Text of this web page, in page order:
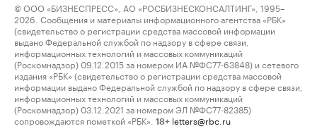
© ООО «БИЗНЕСПРЕСС», АО «РОСБИЗНЕСКОНСАЛТИНГ», 1995–
2026. Сообщения и материалы информационного агентства «РБК»
(свидетельство о регистрации средства массовой информации
выдано Федеральной службой по надзору в сфере связи,
информационных технологий и массовых коммуникаций
(Роскомнадзор) 09.12.2015 за номером ИА №ФС77-63848) и сетевого
издания «РБК» (свидетельство о регистрации средства массовой
информации выдано Федеральной службой по надзору в сфере связи,
информационных технологий и массовых коммуникаций
(Роскомнадзор) 03.12.2021 за номером ЭЛ №ФС77-82385)
сопровождаются пометкой «РБК».
18+ letters@rbc.ru